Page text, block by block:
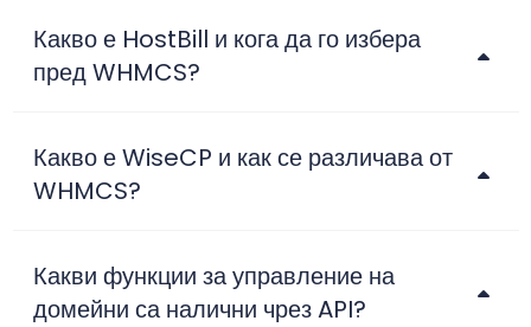
Какво е HostBill и кога да го избера
пред WHMCS?
Какво е WiseCP и как се различава от
WHMCS?
Какви функции за управление на
домейни са налични чрез API?